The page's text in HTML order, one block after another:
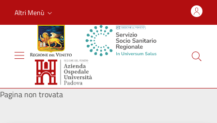
Altri Menù
Pagina non trovata